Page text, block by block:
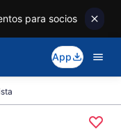
para socios
App